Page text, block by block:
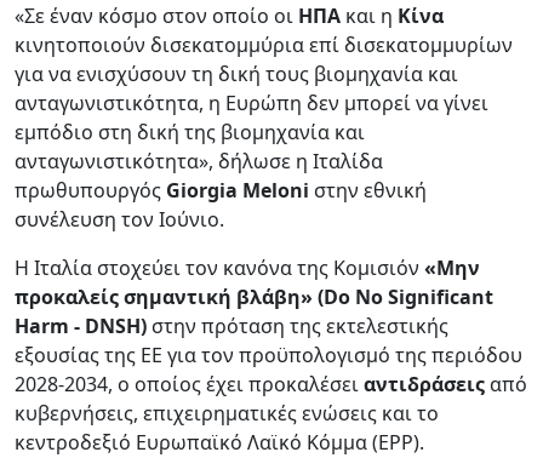
«Σε έναν κόσμο στον οποίο οι ΗΠΑ και η Κίνα
κινητοποιούν δισεκατομμύρια επί δισεκατομμυρίων
για να ενισχύσουν τη δική τους βιομηχανία και
ανταγωνιστικότητα, η Ευρώπη δεν μπορεί να γίνει
εμπόδιο στη δική της βιομηχανία και
ανταγωνιστικότητα», δήλωσε η Ιταλίδα
πρωθυπουργός Giorgia Meloni στην εθνική
συνέλευση τον Ιούνιο.
Η Ιταλία στοχεύει τον κανόνα της Κομισιόν «Μην
προκαλείς σημαντική βλάβη» (Do No Significant
Harm - DNSH) στην πρόταση της εκτελεστικής
εξουσίας της ΕΕ για τον προϋπολογισμό της περιόδου
2028-2034, ο οποίος έχει προκαλέσειαντιδράσειςαπό
κυβερνήσεις, επιχειρηματικές ενώσεις και το
κεντροδεξιό Ευρωπαϊκό Λαϊκό Κόμμα (EPP).